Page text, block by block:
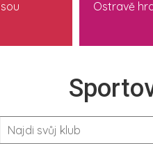
Ostravě